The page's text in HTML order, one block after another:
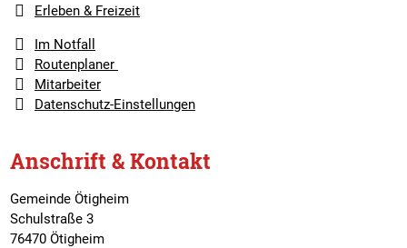
Erleben & Freizeit
Im Notfall
Routenplaner
Mitarbeiter
Datenschutz-Einstellungen
Anschrift & Kontakt
Gemeinde Ötigheim
Schulstraße 3
76470 Ötigheim